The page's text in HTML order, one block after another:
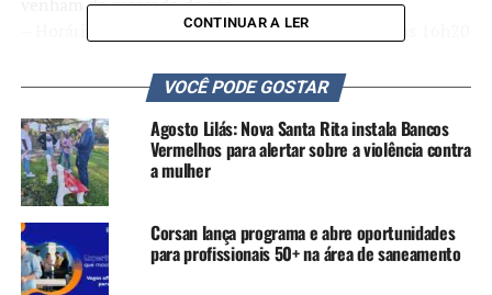
– Horário de trabalho: segunda a sábado, das 8h às 16h20
Ajudante de caminhão
– Formação: Ensino fundamental completo II, desejável
curso de NR 23 – Brigadista.
– Experiência: com atividades que envolvam carregar
peso, preferencialmente como ajudante de motorista.
– Horário de trabalho: Segunda a sexta, das 8h às 16:20 e
aos sábados, das 7h às 15h20.
CONTINUAR A LER
VOCÊ PODE GOSTAR
Agosto Lilás: Nova Santa Rita instala Bancos
Vermelhos para alertar sobre a violência contra
a mulher
Corsan lança programa e abre oportunidades
para profissionais 50+ na área de saneamento